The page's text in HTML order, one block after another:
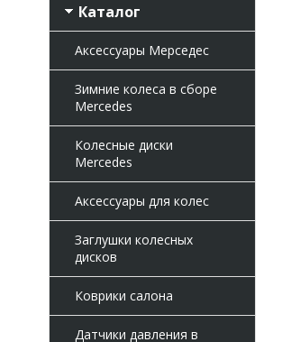
Каталог
Аксессуары Мерседес
Зимние колеса в сборе
Mercedes
Колесные диски
Mercedes
Аксессуары для колес
Заглушки колесных
дисков
Коврики салона
Датчики давления в